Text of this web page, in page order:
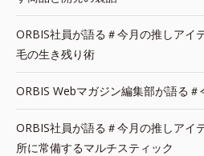
ORBIS社員が語る＃今月の推しアイ
毛の生き残り術
ORBIS Webマガジン編集部が語る
ORBIS社員が語る＃今月の推しアイ
所に常備するマルチスティック